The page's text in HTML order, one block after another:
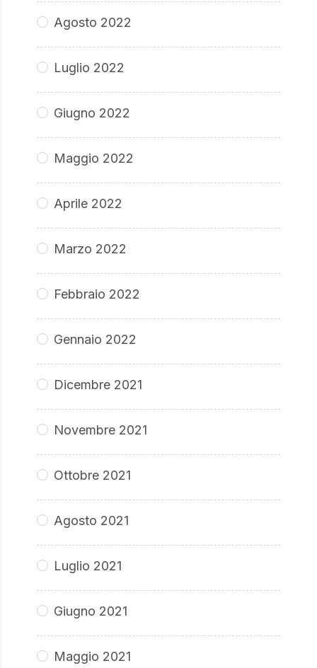
Agosto 2022
Luglio 2022
Giugno 2022
Maggio 2022
Aprile 2022
Marzo 2022
Febbraio 2022
Gennaio 2022
Dicembre 2021
Novembre 2021
Ottobre 2021
Agosto 2021
Luglio 2021
Giugno 2021
Maggio 2021